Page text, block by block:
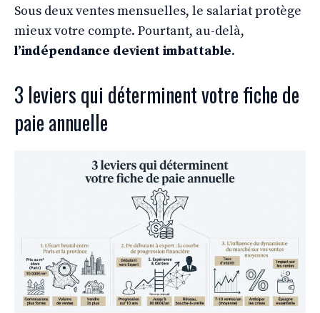
Sous deux ventes mensuelles, le salariat protège
mieux votre compte. Pourtant, au-delà,
l’indépendance devient imbattable.
3 leviers qui déterminent votre fiche de
paie annuelle